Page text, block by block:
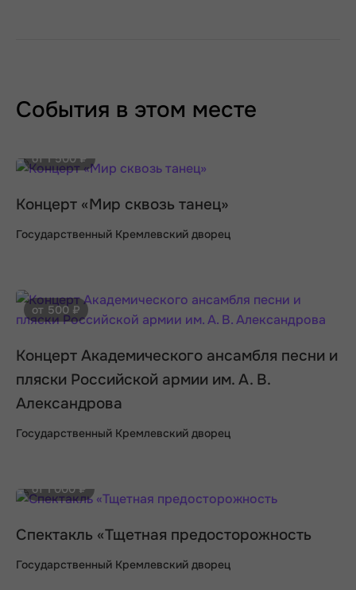
События в этом месте
от 1 500 ₽
Концерт «Мир сквозь танец»
Государственный Кремлевский дворец
от 500 ₽
Концерт Академического ансамбля песни и
пляски Российской армии им. А. В.
Александрова
Государственный Кремлевский дворец
от 1 000 ₽
Спектакль «Тщетная предосторожность
Государственный Кремлевский дворец